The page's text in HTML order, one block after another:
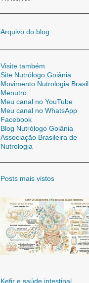
Arquivo do blog
Visite também
Site Nutrólogo Goiânia
Movimento Nutrologia Brasil
Menutro
Meu canal no YouTube
Meu canal no WhatsApp
Facebook
Blog Nutrólogo Goiânia
Associação Brasileira de
Nutrologia
Posts mais vistos
Kefir e saúde intestinal